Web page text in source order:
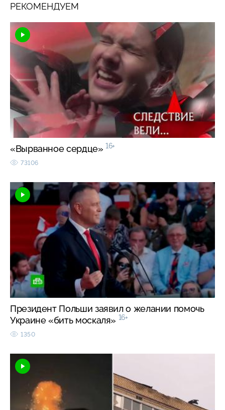
РЕКОМЕНДУЕМ
«Вырванное сердце» 16+
73106
Президент Польши заявил о желании помочь
Украине «бить москаля» 16+
1350